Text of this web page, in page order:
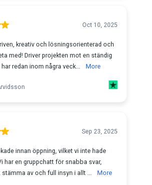
Oct 10, 2025
kreativ och lösningsorienterad och
med! Driver projekten mot en ständig
redan inom några veck...
More
Sep 23, 2025
innan öppning, vilket vi inte hade
har en gruppchatt för snabba svar,
av och full insyn i allt ...
More